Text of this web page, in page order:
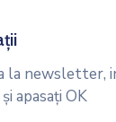
la newsletter,
apasați OK